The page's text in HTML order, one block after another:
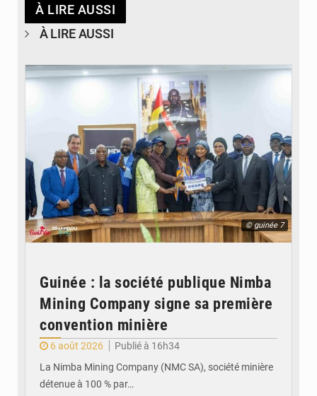
À LIRE AUSSI
À LIRE AUSSI
© guinée 7
Guinée : la société publique Nimba
Mining Company signe sa première
convention minière
6 août 2026
Publié à 16h34
La Nimba Mining Company (NMC SA), société minière
détenue à 100 % par…